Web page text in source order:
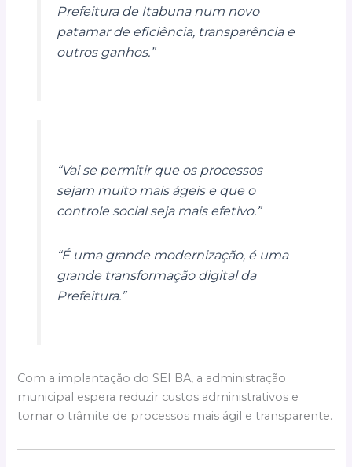
Prefeitura de Itabuna num novo
patamar de eficiência, transparência e
outros ganhos.”
“Vai se permitir que os processos
sejam muito mais ágeis e que o
controle social seja mais efetivo.”
“É uma grande modernização, é uma
grande transformação digital da
Prefeitura.”
Com a implantação do SEI BA, a administração
municipal espera reduzir custos administrativos e
tornar o trâmite de processos mais ágil e transparente.